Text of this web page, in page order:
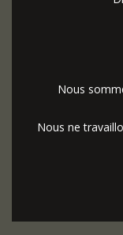
Nous
Nous ne